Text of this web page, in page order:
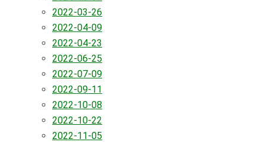
2022-03-26
2022-04-09
2022-04-23
2022-06-25
2022-07-09
2022-09-11
2022-10-08
2022-10-22
2022-11-05